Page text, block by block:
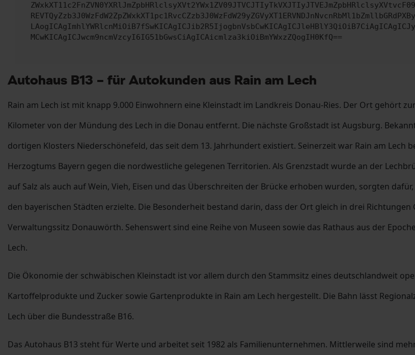
MCwKICAgICJwcm9ncmVzcyI6IG51bGwsCiAgICAicmlza3kiOiBmYWxzZQogIH0KfQ==
Autohaus B13 – für Autokunden aus Rain am Lech
Rain am Lech ist mit knapp 9.000 Einwohnern eine Kleinstadt im Landkreis Donau-Ries. Der Ort gehört
Kilometer von der Mündung des Lech in die Donau entfernt. Die nächste Großstadt ist Augsburg.
dortigen Klosters Niederschönefeld, das seit dem 13. Jahrhundert existiert. Seinerzeit war Rain am
Herzogtums Bayern gegen die nordwestliche gelegenen Territorien. Als Grenzstadt wurde an der
auf Salz als auch auf Wein, Vieh, Eisen und das Überschreiten der Brücke erhoben wurden, sorgten
den bayerischen Städten erzielte. Die Besonderheit bestand darin, dass der Ort gleich in drei
Verwaltungssitz Donauwörth. Sehenswert sind eine Reihe von Museen sowie das Rathaus aus der
Lech.
Die Ökonomie der schwäbischen Kleinstadt ist vor allem durch den Stammsitz eines deutschlandweit
Kartoffelprodukte und Zucker sowie Gartenprodukte in Rain am Lech hergestellt. Die Bahn lässt
Lech über die Bundesstraße B16.
Das Autohaus B13 steht für Werte und arbeitet seit 1982 als Familienunternehmen. Mittlerweile sind